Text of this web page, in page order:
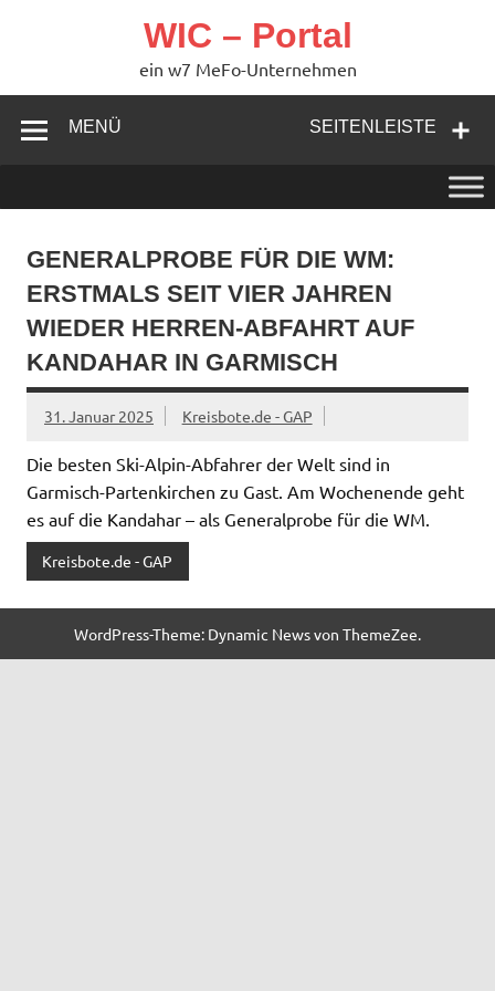
WIC – Portal
ein w7 MeFo-Unternehmen
SEITENLEISTE
MENÜ
GENERALPROBE FÜR DIE WM:
ERSTMALS SEIT VIER JAHREN
WIEDER HERREN-ABFAHRT AUF
KANDAHAR IN GARMISCH
31. Januar 2025 Kreisbote.de - GAP
Die besten Ski-Alpin-Abfahrer der Welt sind in
Garmisch-Partenkirchen zu Gast. Am Wochenende geht
es auf die Kandahar – als Generalprobe für die WM.
Kreisbote.de - GAP
WordPress-Theme: Dynamic News von ThemeZee.